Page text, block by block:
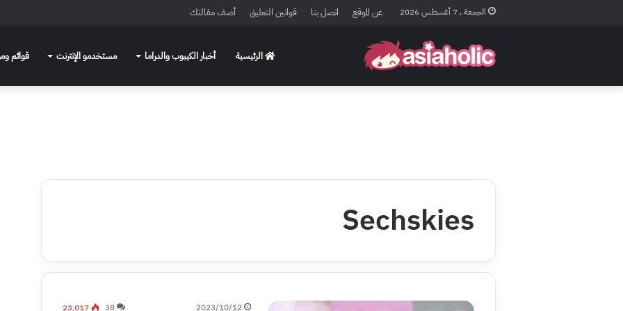
الجمعة , 7 أغسطس 2026 عن الموقع اتصل بنا قوانين التعليق أضف مقالتك
الرئيسية أخبار الكيبوب والدراما مستخدمو الإنترنت قوائم
Sechskies
2023/10/12
38 23٬017